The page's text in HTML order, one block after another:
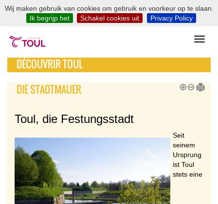
Wij maken gebruik van cookies om gebruik en voorkeur op te slaan.
Ik begrijp het
Schakel cookies uit Privacy Policy
DÉCOUVRIR TOUL
DIE STADTMAUER
Toul, die Festungsstadt
Seit
seinem
Ursprung
ist Toul
stets eine